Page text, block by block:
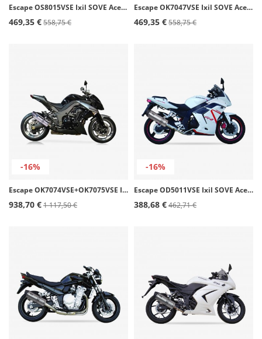
Escape OS8015VSE Ixil SOVE Acero para Suzuki Van Van 125
469,35 €558,75 €
Escape OK7047VSE Ixil SOVE Acero para Kawasaki ZX 636 R - RR (03-04)
469,35 €558,75 €
-16%
Escape OK7074VSE+OK7075VSE Ixil SOVE Acero para Kawasaki Z 1000 - Z 1000 SX (10-20)
938,70 €1 117,50 €
-16%
Escape OD5011VSE Ixil SOVE Acero para Daelim Roadwin 125
388,68 €462,71 €